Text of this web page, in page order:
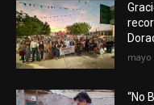
mayo
“No